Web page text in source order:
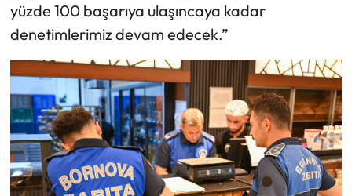
yüzde 100 başarıya ulaşıncaya kadar
denetimlerimiz devam edecek.”